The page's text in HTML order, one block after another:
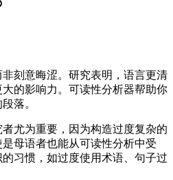
刻意晦涩。研究表明，语言更清
的影响力。可读性分析器帮助你
落。
尤为重要，因为构造过度复杂的
母语者也能从可读性分析中受
习惯，如过度使用术语、句子过